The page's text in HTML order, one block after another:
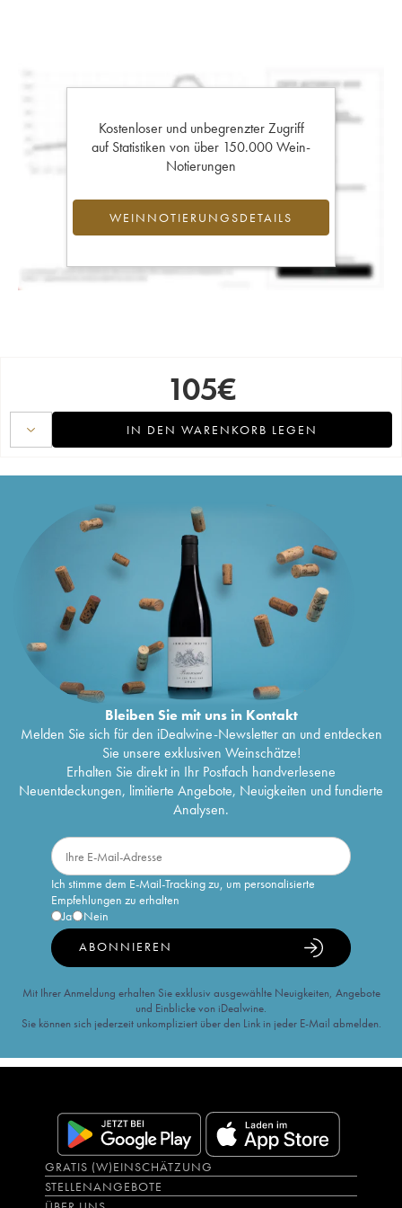
Kostenloser und unbegrenzter Zugriff
auf Statistiken von über 150.000 Wein-
Notierungen
WEINNOTIERUNGSDETAILS
105€
IN DEN WARENKORB LEGEN
Bleiben Sie mit uns in Kontakt
Melden Sie sich für den iDealwine-Newsletter an und entdecken
Sie unsere exklusiven Weinschätze!
Erhalten Sie direkt in Ihr Postfach handverlesene
Neuentdeckungen, limitierte Angebote, Neuigkeiten und fundierte
Analysen.
Ich stimme dem E-Mail-Tracking zu, um personalisierte
Empfehlungen zu erhalten
Ja
Nein
ABONNIEREN
Mit Ihrer Anmeldung erhalten Sie exklusiv ausgewählte Neuigkeiten, Angebote
und Einblicke von iDealwine.
Sie können sich jederzeit unkompliziert über den Link in jeder E-Mail abmelden.
GRATIS (W)EINSCHÄTZUNG
STELLENANGEBOTE